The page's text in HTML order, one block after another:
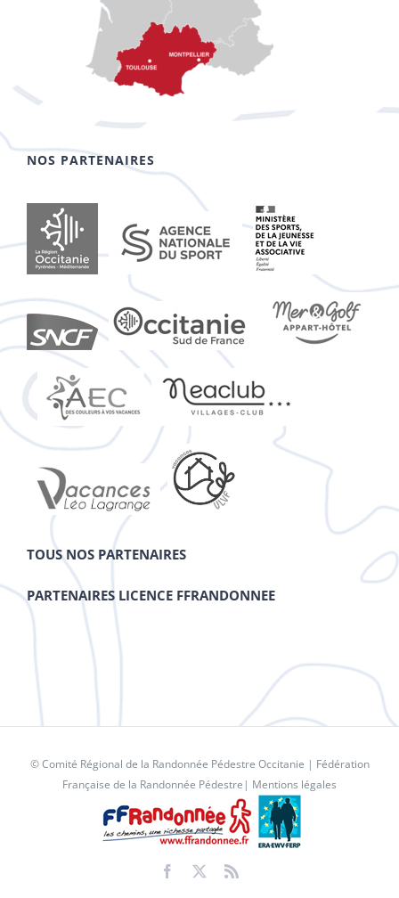
NOS PARTENAIRES
TOUS NOS PARTENAIRES
PARTENAIRES LICENCE FFRANDONNEE
© Comité Régional de la Randonnée Pédestre Occitanie | Fédération
Française de la Randonnée Pédestre | Mentions légales
Facebook